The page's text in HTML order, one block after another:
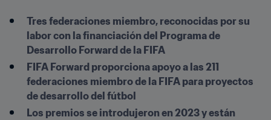
Tres federaciones miembro, reconocidas por su
labor con la financiación del Programa de
Desarrollo Forward de la FIFA
FIFA Forward proporciona apoyo a las 211
federaciones miembro de la FIFA para proyectos
de desarrollo del fútbol
Los premios se introdujeron en 2023 y están